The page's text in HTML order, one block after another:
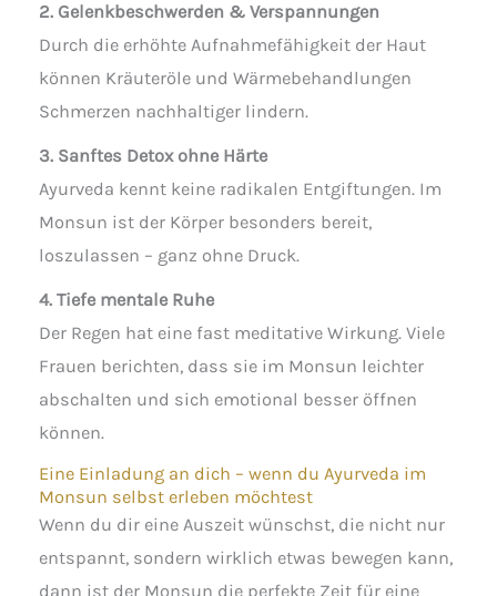
2. Gelenkbeschwerden & Verspannungen
Durch die erhöhte Aufnahmefähigkeit der Haut
können Kräuteröle und Wärmebehandlungen
Schmerzen nachhaltiger lindern.
3. Sanftes Detox ohne Härte
Ayurveda kennt keine radikalen Entgiftungen. Im
Monsun ist der Körper besonders bereit,
loszulassen – ganz ohne Druck.
4. Tiefe mentale Ruhe
Der Regen hat eine fast meditative Wirkung. Viele
Frauen berichten, dass sie im Monsun leichter
abschalten und sich emotional besser öffnen
können.
Eine Einladung an dich – wenn du Ayurveda im
Monsun selbst erleben möchtest
Wenn du dir eine Auszeit wünschst, die nicht nur
entspannt, sondern wirklich etwas bewegen kann,
dann ist der Monsun die perfekte Zeit für eine